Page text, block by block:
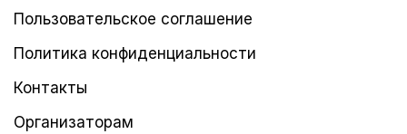
Пользовательское соглашение
Политика конфиденциальности
Контакты
Организаторам